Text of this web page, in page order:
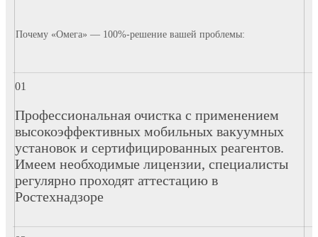
Почему «Омега» — 100%-решение вашей проблемы:
Профессиональная очистка с применением
высокоэффективных мобильных вакуумных
установок и сертифицированных реагентов.
Имеем необходимые лицензии, специалисты
регулярно проходят аттестацию в
Ростехнадзоре